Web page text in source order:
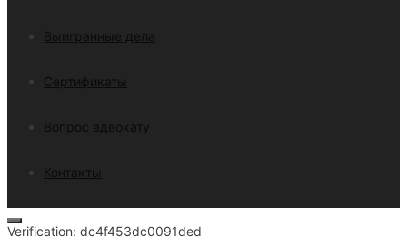
Выигранные дела
Сертификаты
Вопрос адвокату
Контакты
Закрыть
Verification: dc4f453dc0091ded